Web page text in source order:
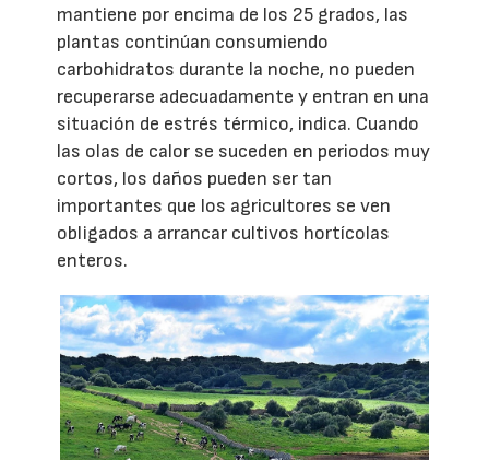
mantiene por encima de los 25 grados, las
plantas continúan consumiendo
carbohidratos durante la noche, no pueden
recuperarse adecuadamente y entran en una
situación de estrés térmico, indica. Cuando
las olas de calor se suceden en periodos muy
cortos, los daños pueden ser tan
importantes que los agricultores se ven
obligados a arrancar cultivos hortícolas
enteros.